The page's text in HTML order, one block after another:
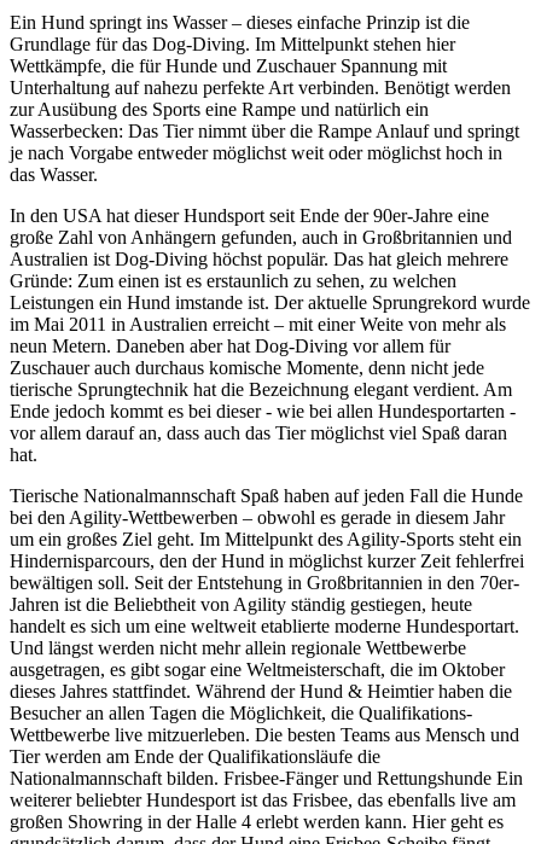
Ein Hund springt ins Wasser – dieses einfache Prinzip ist die
Grundlage für das Dog-Diving. Im Mittelpunkt stehen hier
Wettkämpfe, die für Hunde und Zuschauer Spannung mit
Unterhaltung auf nahezu perfekte Art verbinden. Benötigt werden
zur Ausübung des Sports eine Rampe und natürlich ein
Wasserbecken: Das Tier nimmt über die Rampe Anlauf und springt
je nach Vorgabe entweder möglichst weit oder möglichst hoch in
das Wasser.
In den USA hat dieser Hundsport seit Ende der 90er-Jahre eine
große Zahl von Anhängern gefunden, auch in Großbritannien und
Australien ist Dog-Diving höchst populär. Das hat gleich mehrere
Gründe: Zum einen ist es erstaunlich zu sehen, zu welchen
Leistungen ein Hund imstande ist. Der aktuelle Sprungrekord wurde
im Mai 2011 in Australien erreicht – mit einer Weite von mehr als
neun Metern. Daneben aber hat Dog-Diving vor allem für
Zuschauer auch durchaus komische Momente, denn nicht jede
tierische Sprungtechnik hat die Bezeichnung elegant verdient. Am
Ende jedoch kommt es bei dieser - wie bei allen Hundesportarten -
vor allem darauf an, dass auch das Tier möglichst viel Spaß daran
hat.
Tierische Nationalmannschaft Spaß haben auf jeden Fall die Hunde
bei den Agility-Wettbewerben – obwohl es gerade in diesem Jahr
um ein großes Ziel geht. Im Mittelpunkt des Agility-Sports steht ein
Hindernisparcours, den der Hund in möglichst kurzer Zeit fehlerfrei
bewältigen soll. Seit der Entstehung in Großbritannien in den 70er-
Jahren ist die Beliebtheit von Agility ständig gestiegen, heute
handelt es sich um eine weltweit etablierte moderne Hundesportart.
Und längst werden nicht mehr allein regionale Wettbewerbe
ausgetragen, es gibt sogar eine Weltmeisterschaft, die im Oktober
dieses Jahres stattfindet. Während der Hund & Heimtier haben die
Besucher an allen Tagen die Möglichkeit, die Qualifikations-
Wettbewerbe live mitzuerleben. Die besten Teams aus Mensch und
Tier werden am Ende der Qualifikationsläufe die
Nationalmannschaft bilden. Frisbee-Fänger und Rettungshunde Ein
weiterer beliebter Hundesport ist das Frisbee, das ebenfalls live am
großen Showring in der Halle 4 erlebt werden kann. Hier geht es